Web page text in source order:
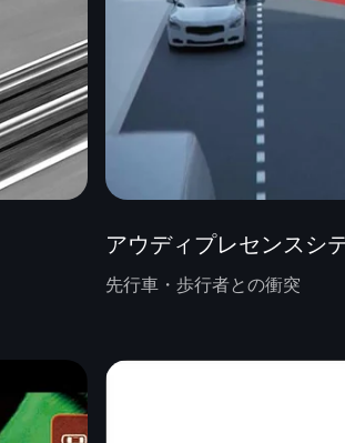
アウディプレセンスシ
先行車・歩行者との衝突